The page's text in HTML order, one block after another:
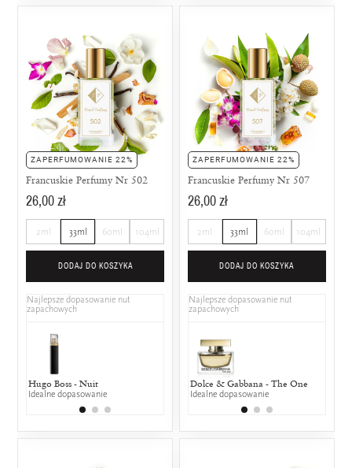
ZAPERFUMOWANIE 22%
Francuskie Perfumy Nr 502
26,00 zł
2ml 33ml 60ml 104ml
DODAJ DO KOSZYKA
Najlepsze dopasowanie nut
zapachowych
Hugo Boss - Nuit
Idealne dopasowanie
Chanel - N°5
50% wspólnych nut zapachowych
Moschino -
ZAPERFUMOWANIE 22%
Francuskie Perfumy Nr 507
26,00 zł
2ml 33ml 60ml 104ml
DODAJ DO KOSZYKA
Najlepsze dopasowanie nut
zapachowych
Dolce & Gabbana - The One
Idealne dopasowanie